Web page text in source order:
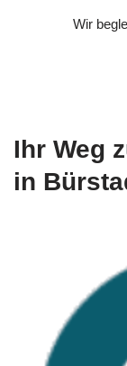
Wir
Ihr Weg
in